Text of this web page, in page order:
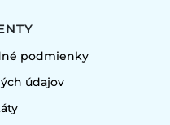
podmienky
údajov